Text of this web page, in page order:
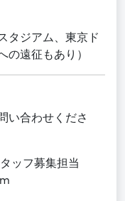
タジアム、東京ド
の遠征もあり）
い合わせくださ
ッフ募集担当